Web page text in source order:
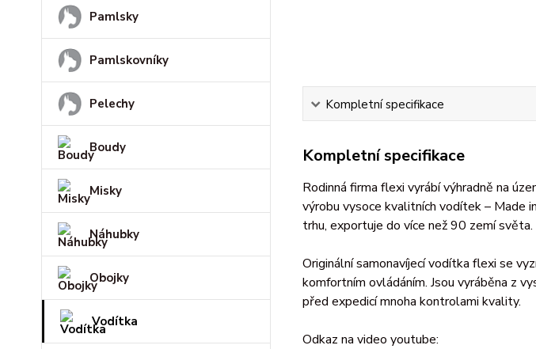
Pamlsky
Pamlskovníky
Pelechy
Boudy
Misky
Náhubky
Obojky
Vodítka
Kompletní specifikace
Kompletní specifikace
Rodinná firma flexi vyrábí výhradně na
výrobu vysoce kvalitních vodítek – Made
trhu, exportuje do více než 90 zemí světa.
Originální samonavíjecí vodítka flexi se
komfortním ovládáním. Jsou vyráběna z
před expedicí mnoha kontrolami kvality.
Odkaz na video youtube: